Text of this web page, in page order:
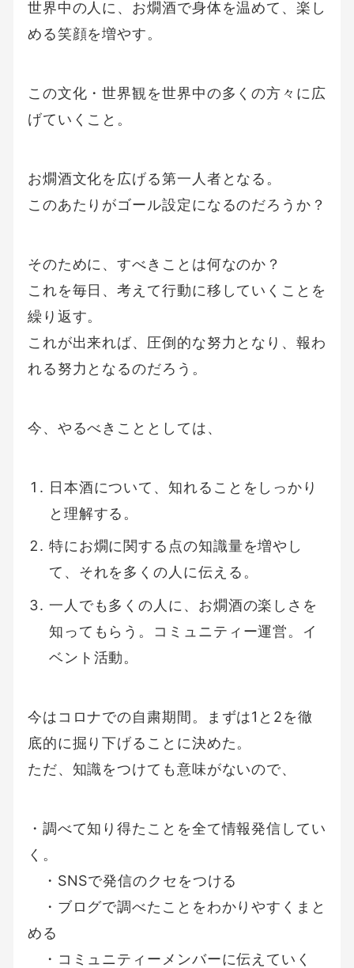
世界中の人に、お燗酒で身体を温めて、楽し
める笑顔を増やす。
この文化・世界観を世界中の多くの方々に広
げていくこと。
お燗酒文化を広げる第一人者となる。
このあたりがゴール設定になるのだろうか？
そのために、すべきことは何なのか？
これを毎日、考えて行動に移していくことを
繰り返す。
これが出来れば、圧倒的な努力となり、報わ
れる努力となるのだろう。
今、やるべきこととしては、
日本酒について、知れることをしっかり
と理解する。
特にお燗に関する点の知識量を増やし
て、それを多くの人に伝える。
一人でも多くの人に、お燗酒の楽しさを
知ってもらう。コミュニティー運営。イ
ベント活動。
今はコロナでの自粛期間。まずは1と2を徹
底的に掘り下げることに決めた。
ただ、知識をつけても意味がないので、
・調べて知り得たことを全て情報発信してい
く。
・SNSで発信のクセをつける
・ブログで調べたことをわかりやすくまと
める
・コミュニティーメンバーに伝えていく